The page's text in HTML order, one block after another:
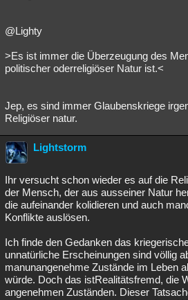
@Lighty
>Es ist immer die Überzeugung des
politischer oderreligiöser Natur ist.<
Jep, es sind immer Glaubenskriege
Religiöser natur.
Lightstorm
Ihr versucht schon wieder es auf die
der Mensch, der aus ausseiner Natur
die aufeinander kolidieren und auch
Konflikte auslösen.
Ich finde den Gedanken das
unnatürliche Erscheinungen sind völlig
manunangenehme Zustände im Leben
würde. Doch das istRealitätsfremd, die
angenehmen Zuständen. Dieser